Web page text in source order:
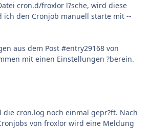
cron.d/froxlor l?sche, wird diese
ich den Cronjob manuell starte mit --
aus dem Post #entry29168 von
mit einen Einstellungen ?berein.
die cron.log noch einmal gepr?ft. Nach
von froxlor wird eine Meldung